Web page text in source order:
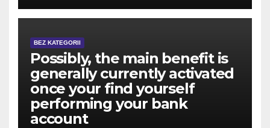
BEZ KATEGORII
Possibly, the main benefit is
generally currently activated
once your find yourself
performing your bank
account